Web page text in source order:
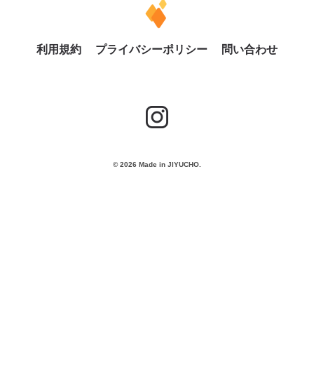
利用規約 プライバシーポリシー 問い合わせ
© 2026 Made in JIYUCHO.